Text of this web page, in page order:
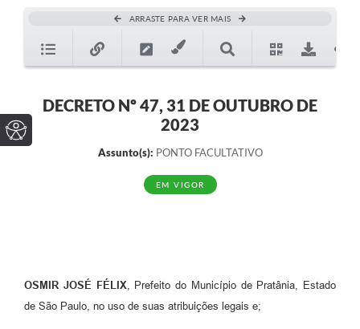
ARRASTE PARA VER MAIS
DECRETO Nº 47, 31 DE OUTUBRO DE
2023
Assunto(s): PONTO FACULTATIVO
EM VIGOR
OSMIR JOSÉ FÉLIX, Prefeito do Município de Pratânia, Estado
de São Paulo, no uso de suas atribuições legais e;